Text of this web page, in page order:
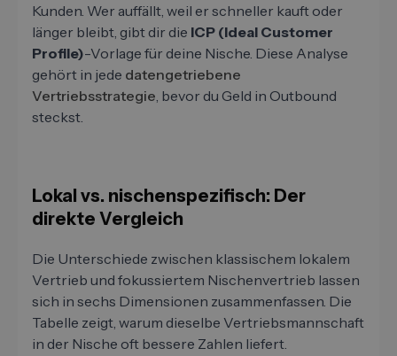
Kunden. Wer auffällt, weil er schneller kauft oder
länger bleibt, gibt dir die ICP (Ideal Customer
Profile)-Vorlage für deine Nische. Diese Analyse
gehört in jede datengetriebene
Vertriebsstrategie, bevor du Geld in Outbound
steckst.
Lokal vs. nischenspezifisch: Der
direkte Vergleich
Die Unterschiede zwischen klassischem lokalem
Vertrieb und fokussiertem Nischenvertrieb lassen
sich in sechs Dimensionen zusammenfassen. Die
Tabelle zeigt, warum dieselbe Vertriebsmannschaft
in der Nische oft bessere Zahlen liefert.